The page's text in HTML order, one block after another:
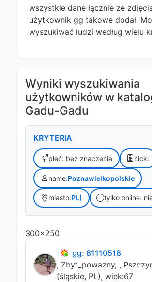
wszystkie dane łącznie ze
użytkownik gg takowe dodał.
wyszukiwać ludzi według wielu
Wyniki wyszukiwania
użytkowników w
Gadu-Gadu
KRYTERIA
płeć: bez znaczenia nick:
name:Poznawielkopolskie
miasto:PL) tylko online:
300x250
gg: 81110518
, Zbyt_powazny, ,
(śląskie, PL), wiek:67